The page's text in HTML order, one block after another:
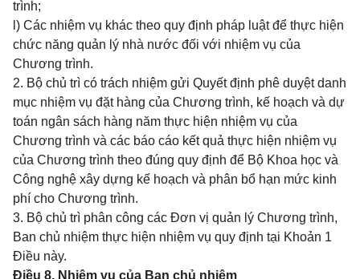
trình;
l) Các nhiệm vụ khác theo quy định pháp luật để thực hiện
chức năng quản lý nhà nước đối với nhiệm vụ của
Chương trình.
2. Bộ chủ trì có trách nhiệm gửi Quyết định phê duyệt danh
mục nhiệm vụ đặt hàng của Chương trình, kế hoạch và dự
toán ngân sách hàng năm thực hiện nhiệm vụ của
Chương trình và các báo cáo kết quả thực hiện nhiệm vụ
của Chương trình theo đúng quy định để Bộ Khoa học và
Công nghệ xây dựng kế hoạch và phân bổ hạn mức kinh
phí cho Chương trình.
3. Bộ chủ trì phân công các Đơn vị quản lý Chương trình,
Ban chủ nhiệm thực hiện nhiệm vụ quy định tại Khoản 1
Điều này.
Điều 8. Nhiệm vụ của Ban chủ nhiệm